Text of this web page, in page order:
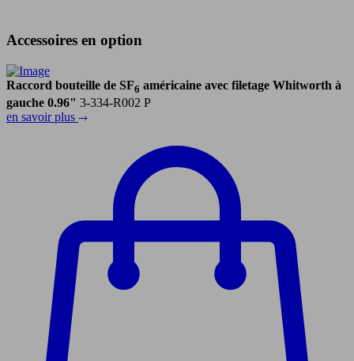
Accessoires en option
Raccord bouteille de SF6 américaine avec filetage Whitworth à
gauche 0.96" 3-334-R002 P
en savoir plus